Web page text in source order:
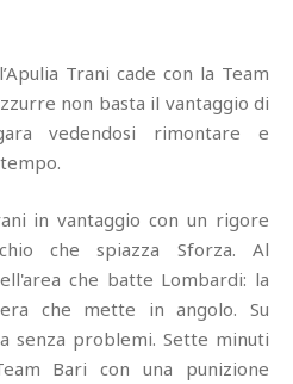
Trani cade con la Team
non basta il vantaggio di
vedendosi rimontare e
in vantaggio con un rigore
che spiazza Sforza. Al
che batte Lombardi: la
che mette in angolo. Su
senza problemi. Sette minuti
Bari con una punizione